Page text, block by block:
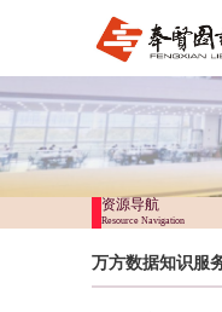
资源导航
Resource Navigation
我要点书
万方数据知识服